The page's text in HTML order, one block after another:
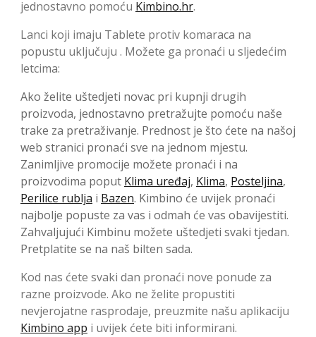
jednostavno pomoću Kimbino.hr.
Lanci koji imaju Tablete protiv komaraca na
popustu uključuju . Možete ga pronaći u sljedećim
letcima:
Ako želite uštedjeti novac pri kupnji drugih
proizvoda, jednostavno pretražujte pomoću naše
trake za pretraživanje. Prednost je što ćete na našoj
web stranici pronaći sve na jednom mjestu.
Zanimljive promocije možete pronaći i na
proizvodima poput Klima uređaj, Klima, Posteljina,
Perilice rublja i Bazen. Kimbino će uvijek pronaći
najbolje popuste za vas i odmah će vas obavijestiti.
Zahvaljujući Kimbinu možete uštedjeti svaki tjedan.
Pretplatite se na naš bilten sada.
Kod nas ćete svaki dan pronaći nove ponude za
razne proizvode. Ako ne želite propustiti
nevjerojatne rasprodaje, preuzmite našu aplikaciju
Kimbino app i uvijek ćete biti informirani.